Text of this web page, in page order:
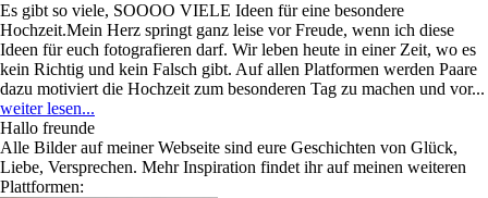
Es gibt so viele, SOOOO VIELE Ideen für eine besondere
Hochzeit.Mein Herz springt ganz leise vor Freude, wenn ich diese
Ideen für euch fotografieren darf. Wir leben heute in einer Zeit, wo es
kein Richtig und kein Falsch gibt. Auf allen Platformen werden Paare
dazu motiviert die Hochzeit zum besonderen Tag zu machen und vor...
weiter lesen...
Hallo freunde
Alle Bilder auf meiner Webseite sind eure Geschichten von Glück,
Liebe, Versprechen. Mehr Inspiration findet ihr auf meinen weiteren
Plattformen: